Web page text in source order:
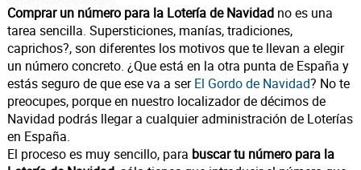
Comprar un número para la Lotería de Navidadno es una
tarea sencilla. Supersticiones, manías, tradiciones,
caprichos?, son diferentes los motivos que te llevan a elegir
un número concreto. ¿Que está en la otra punta de España y
estás seguro de que ese va a serEl Gordo de Navidad? No te
preocupes, porque en nuestro localizador de décimos de
Navidad podrás llegar a cualquier administración de Loterías
en España.
El proceso es muy sencillo, para buscar tu número para la